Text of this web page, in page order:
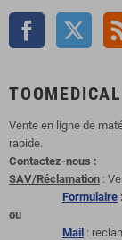
Facebook Twitter
TOOMEDICAL
Vente en ligne de
rapide.
Contactez-nous :
SAV/Réclamation :
Formulaire :
ou
Mail :